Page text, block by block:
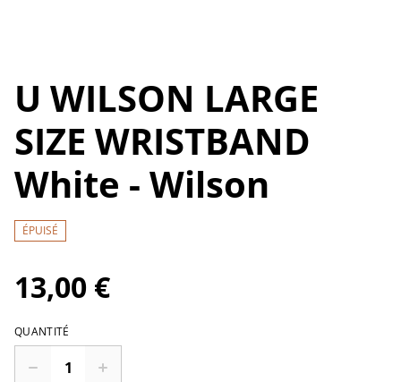
U WILSON LARGE
SIZE WRISTBAND
White - Wilson
ÉPUISÉ
13,00 €
QUANTITÉ